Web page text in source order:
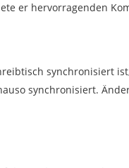
er hervorragenden
synchronisiert
synchronisiert.